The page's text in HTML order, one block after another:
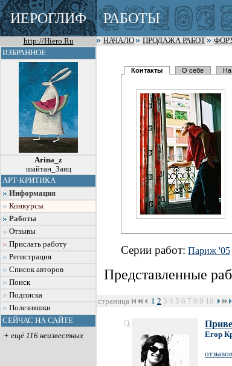
ИЕРОГЛИФ РАБОТЫ
http://Hiero.Ru НАЧАЛО ПРОДАЖА РАБОТ
ИЗБРАННОЕ
Arina_z
шайтан_Заяц
АРТ-КРИТИКА
Информация
Конкурсы
Работы
Отзывы
Прислать работу
Регистрация
Список авторов
Поиск
Подписка
Полезняшки
СЕЙЧАС НА САЙТЕ
+ ещё 116 неизвестных
Контакты О себе На
Серии работ: Париж '05
Представленные
страница 1 2 3 4 5 6 7 8 9 10
Егор
отзывов